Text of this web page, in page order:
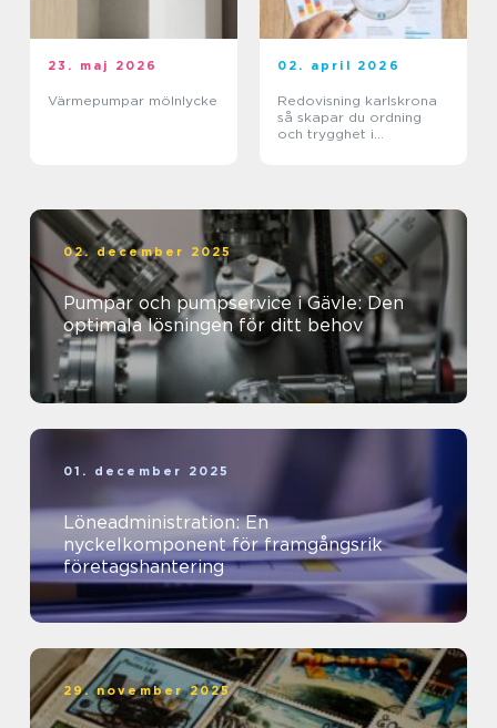
23. maj 2026
Värmepumpar mölnlycke
02. april 2026
Redovisning karlskrona
så skapar du ordning
och trygghet i
02. december 2025
Pumpar och pumpservice i Gävle: Den
optimala lösningen för ditt behov
01. december 2025
Löneadministration: En
nyckelkomponent för framgångsrik
företagshantering
29. november 2025